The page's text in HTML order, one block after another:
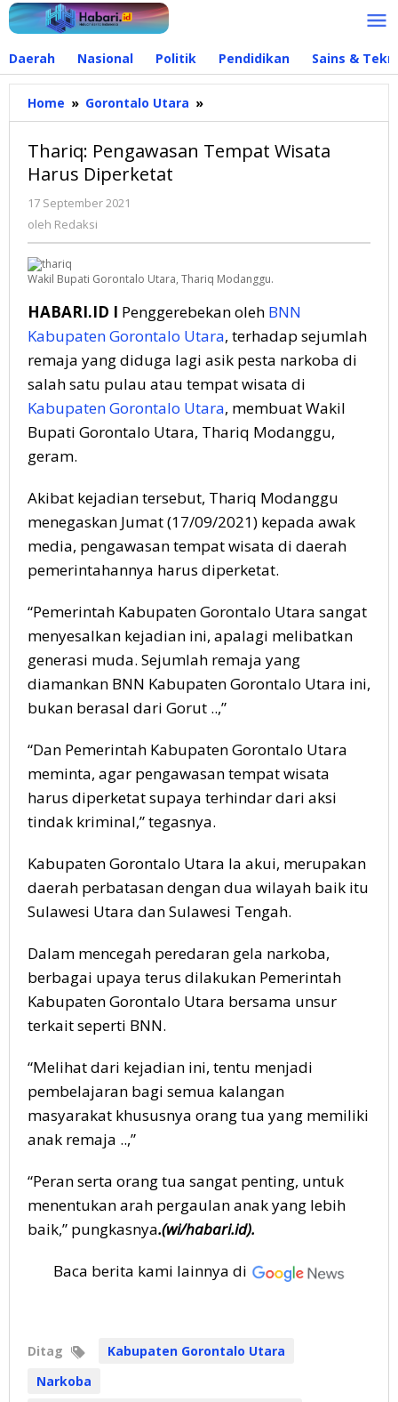
Lewati
ke
Daerah Nasional Politik Pendidikan Sains &
Home » Gorontalo Utara »
Pengawasan
Wisata
Thariq: Pengawasan Tempat Wisata
Harus Diperketat
17 September 2021
oleh Redaksi
Wakil Bupati Gorontalo Utara, Thariq Modanggu.
HABARI.ID I Penggerebekan oleh BNN
Kabupaten Gorontalo Utara, terhadap sejumlah
remaja yang diduga lagi asik pesta narkoba di
salah satu pulau atau tempat wisata di
Kabupaten Gorontalo Utara, membuat Wakil
Bupati Gorontalo Utara, Thariq Modanggu,
geram.
Akibat kejadian tersebut, Thariq Modanggu
menegaskan Jumat (17/09/2021) kepada awak
media, pengawasan tempat wisata di daerah
pemerintahannya harus diperketat.
“Pemerintah Kabupaten Gorontalo Utara sangat
menyesalkan kejadian ini, apalagi melibatkan
generasi muda. Sejumlah remaja yang
diamankan BNN Kabupaten Gorontalo Utara ini,
bukan berasal dari Gorut ..,”
“Dan Pemerintah Kabupaten Gorontalo Utara
meminta, agar pengawasan tempat wisata
harus diperketat supaya terhindar dari aksi
tindak kriminal,” tegasnya.
Kabupaten Gorontalo Utara Ia akui, merupakan
daerah perbatasan dengan dua wilayah baik itu
Sulawesi Utara dan Sulawesi Tengah.
Dalam mencegah peredaran gela narkoba,
berbagai upaya terus dilakukan Pemerintah
Kabupaten Gorontalo Utara bersama unsur
terkait seperti BNN.
“Melihat dari kejadian ini, tentu menjadi
pembelajaran bagi semua kalangan
masyarakat khususnya orang tua yang memiliki
anak remaja ..,”
“Peran serta orang tua sangat penting, untuk
menentukan arah pergaulan anak yang lebih
baik,” pungkasnya.(wi/habari.id).
Baca berita kami lainnya di
Ditag
Kabupaten Gorontalo Utara
Narkoba